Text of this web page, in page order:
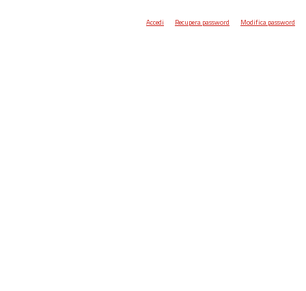
Accedi Recupera password Modifica password